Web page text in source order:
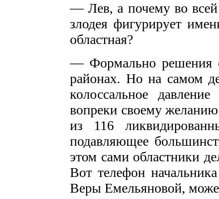
— Лев, а почему во всей
злодея фигурирует
областная?
— Формально решения
районах. Но на самом
колоссальное
вопреки своему
из 116
подавляющее
этом сами областники
Вот телефон
Веры Емельяновой,